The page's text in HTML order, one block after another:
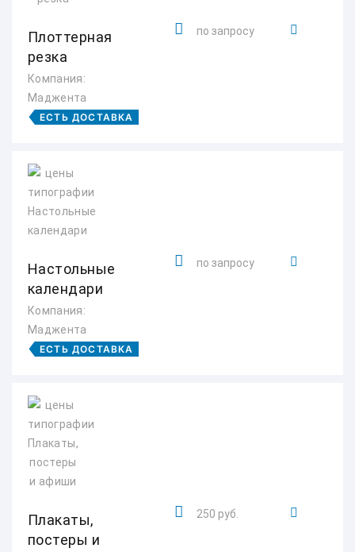
Плоттерная
резка
Компания:
Маджента
ЕСТЬ ДОСТАВКА
по запросу
Настольные
календари
Компания:
Маджента
ЕСТЬ ДОСТАВКА
по запросу
Плакаты,
постеры и
250 руб.